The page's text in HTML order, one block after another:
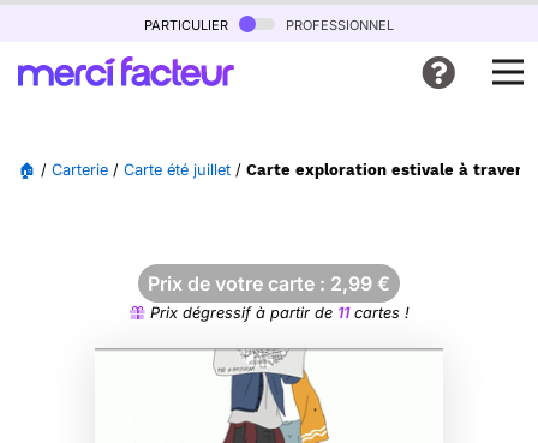
particulier professionnel
🏠 / Carterie / Carte été juillet / Carte exploration estivale à travers
Prix de votre carte : 2,99 €
Prix dégressif à partir de 11cartes !